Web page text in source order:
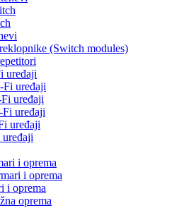
(Switch modules)
uređaji
uređaji
uređaji
uređaji
uređaji
i oprema
i oprema
i oprema
oprema